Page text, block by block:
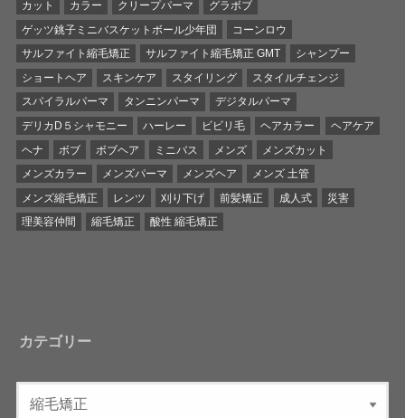
カット
カラー クリープパーマ
グラボブ
ゲッツ銚子ミニバスケットボール少年団
コーンロウ
サルファイト縮毛矯正
サルファイト縮毛矯正 GMT
シャンプー
ショートヘア
スキンケア スタイリング
スタイルチェンジ
スパイラルパーマ
タンニンパーマ
デジタルパーマ
デリカD５シャモニー
ハーレー ビビリ毛 ヘアカラー
ヘアケア
ヘナ
ボブ ボブヘア ミニバス メンズ
メンズカット
メンズカラー
メンズパーマ メンズヘア
メンズ 土管
メンズ縮毛矯正
レンツ 刈り下げ 前髪矯正 成人式
災害
理美容仲間
縮毛矯正 酸性 縮毛矯正
カテゴリー